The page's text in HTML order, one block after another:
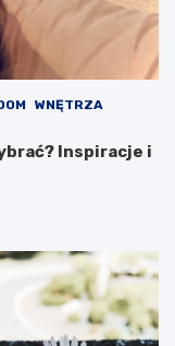
WNĘTRZA
Inspiracje i